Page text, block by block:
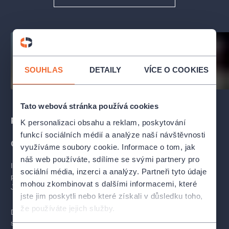
SOUHLAS DETAILY VÍCE O COOKIES
Tato webová stránka používá cookies
K personalizaci obsahu a reklam, poskytování
funkcí sociálních médií a analýze naší návštěvnosti
využíváme soubory cookie. Informace o tom, jak
náš web používáte, sdílíme se svými partnery pro
sociální média, inzerci a analýzy. Partneři tyto údaje
mohou zkombinovat s dalšími informacemi, které
jste jim poskytli nebo které získali v důsledku toho,
že používáte jejich služby.
Popis
O MUZIKÁLU
Inspirací pro toto kouzelné představení byla původní klasická
pohádka podle K. J. Erbena, kterou pro moderní publikum oživil
Jan Pixa.
Diváky čeká návrat k milovaným melodiím A. Michajlova
s Krečmarovými texty, které se staly ikonickými díky filmové